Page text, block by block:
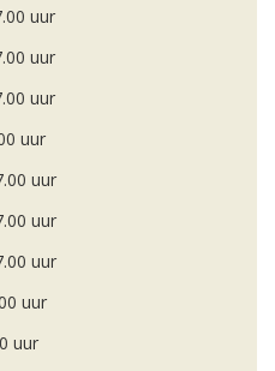
uur
uur
uur
uur
uur
uur
uur
uur
uur